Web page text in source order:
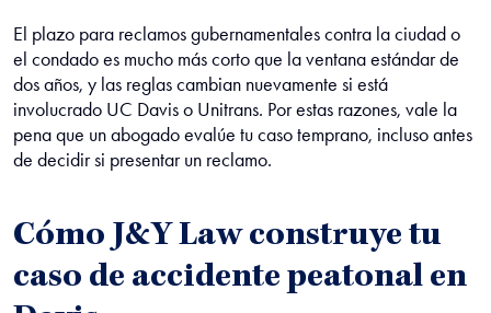
El plazo para reclamos gubernamentales contra la ciudad o
el condado es mucho más corto que la ventana estándar de
dos años, y las reglas cambian nuevamente si está
involucrado UC Davis o Unitrans. Por estas razones, vale la
pena que un abogado evalúe tu caso temprano, incluso antes
de decidir si presentar un reclamo.
Cómo J&Y Law construye tu
caso de accidente peatonal en